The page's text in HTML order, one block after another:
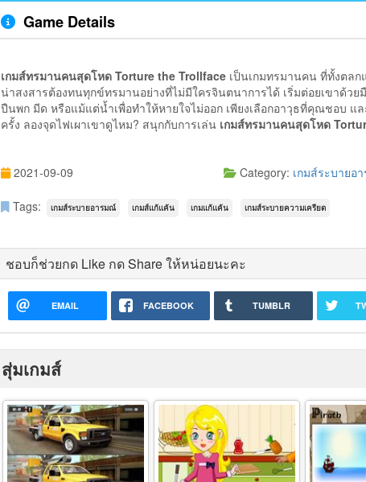
Game Details
เกมส์ทรมานคนสุดโหด Torture the Trollface เป็นเกมทรมานคน ที่ทั้งตลก
น่าสงสารต้องทนทุกข์ทรมานอย่างที่ไม่มีใครจินตนาการได้ เริ่มต่อยเขาด้ว
ปืนพก มีด หรือแม้แต่น้ำเพื่อทำให้หายใจไม่ออก เพียงเลือกอาวุธที่คุณชอบ แ
ครั้ง ลองจุดไฟเผาเขาดูไหม? สนุกกับการเล่น เกมส์ทรมานคนสุดโหด
2021-09-09 Category: เกมส์ระบายอ
Tags: เกมส์ระบายอารมณ์ เกมส์แก้แค้น เกมแก้แค้น เกมส์ระบายความเครียด
ชอบก็ช่วยกด Like กด Share ให้หน่อยนะคะ
EMAIL FACEBOOK TUMBLR
สุ่มเกมส์